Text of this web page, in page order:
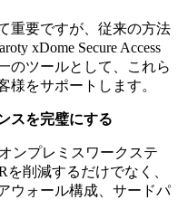
重要ですが、従来の方法
xDome Secure Access
のツールとして、これら
様をサポートします。
スを完璧にする
ンプレミスワークステ
削減するだけでなく、
ウォール構成、サードパ